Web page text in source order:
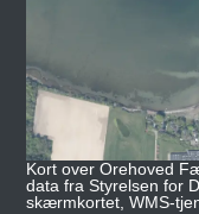
Kort over Orehoved
data fra Styrelsen for
skærmkortet, WMS-